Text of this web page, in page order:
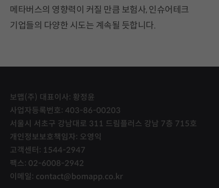
메타버스의 영향력이 커질 만큼 보험사, 인슈어테크
기업들의 다양한 시도는 계속될 듯합니다.
보맵(주) 대표이사: 황정윤
사업자등록번호: 403-86-00203
서울시 서초구 강남대로 311 드림플러스 강남 7층 715호
개인정보보호책임자: 오영익
고객센터: 1544-2947
팩스: 02-6008-2942
이메일: contact@bomapp.co.kr